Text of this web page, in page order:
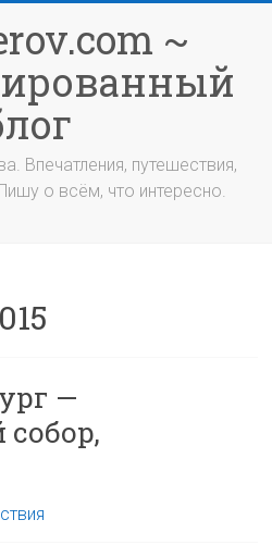
~
Впечатления, путешествия,
о всём, что интересно.
—